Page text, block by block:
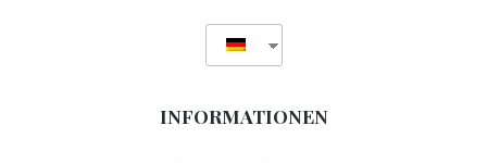
INFORMATIONEN